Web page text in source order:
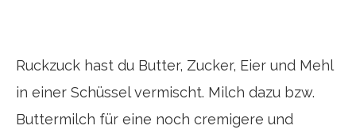
Ruckzuck hast du Butter, Zucker, Eier und Mehl
in einer Schüssel vermischt. Milch dazu bzw.
Buttermilch für eine noch cremigere und